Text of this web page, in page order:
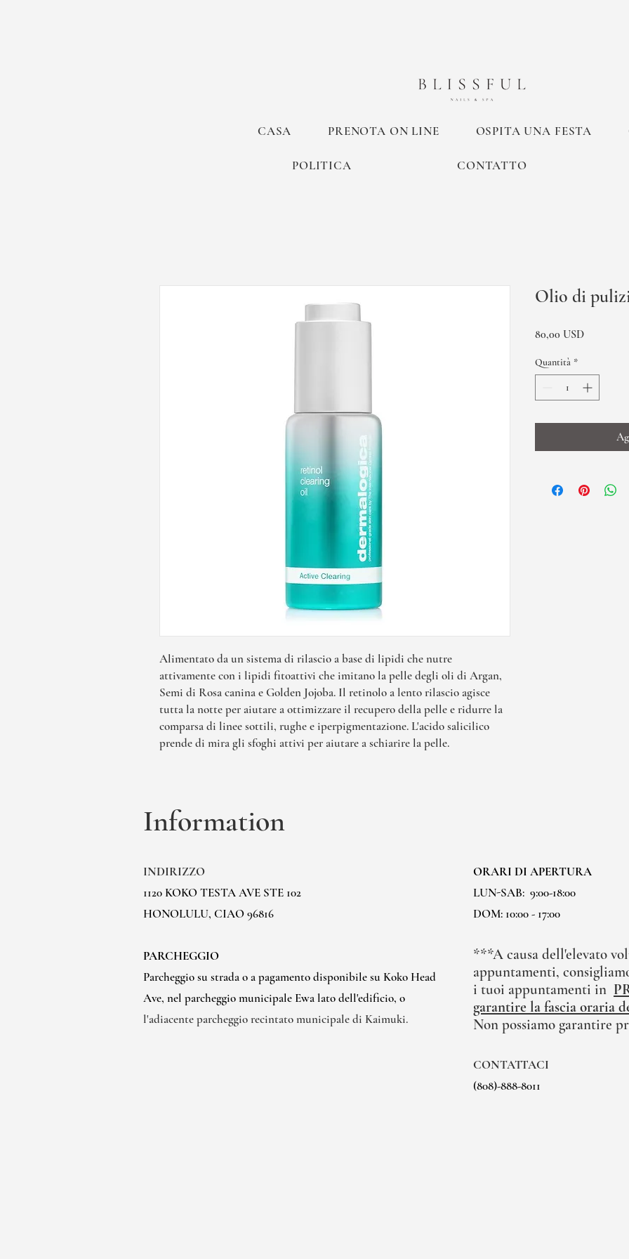
CASA PRENOTA ON LINE OSPITA UNA FESTA
POLITICA CONTATTO
Alimentato da un sistema di rilascio a base di lipidi che nutre
attivamente con i lipidi fitoattivi che imitano la pelle degli oli di Argan,
Semi di Rosa canina e Golden Jojoba. Il retinolo a lento rilascio agisce
tutta la notte per aiutare a ottimizzare il recupero della pelle e ridurre la
comparsa di linee sottili, rughe e iperpigmentazione. L'acido salicilico
prende di mira gli sfoghi attivi per aiutare a schiarire la pelle.
Olio di
80,00 USDPrezzo
Quantità *
Information
INDIRIZZO
1120 KOKO TESTA AVE STE 102
HONOLULU, CIAO 96816
PARCHEGGIO
Parcheggio su strada o a pagamento disponibile su Koko Head
Ave, nel parcheggio municipale Ewa lato dell'edificio, o
l'adiacente parcheggio recintato municipale di Kaimuki.
ORARI DI APERTURA
LUN-SAB: 9:00-18:00
DOM: 10:00 - 17:00
***A causa dell'elevato
appuntamenti,
i tuoi appuntamenti in
garantire la fascia oraria
Non possiamo garantire
CONTATTACI
(808)-888-8011